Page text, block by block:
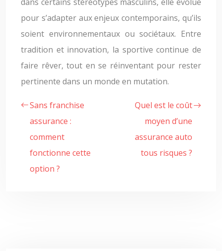
pour s’adapter aux enjeux contemporains, qu’ils
soient environnementaux ou sociétaux. Entre
tradition et innovation, la sportive continue de
faire rêver, tout en se réinventant pour rester
pertinente dans un monde en mutation.
Sans franchise
assurance :
comment
fonctionne cette
option ?
Quel est le coût
moyen d’une
assurance auto
tous risques ?